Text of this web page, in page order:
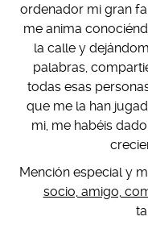
ordenador mi gran
me anima
la calle y
palabras,
todas esas
que me la han
mi, me habéis
Mención especial y
socio, amigo,